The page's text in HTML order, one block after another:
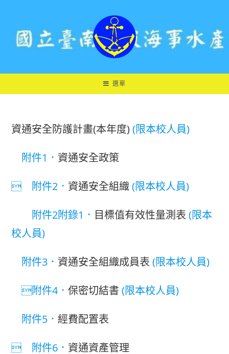
選單
資通安全防護計畫(本年度) (限本校人員)
附件1． 資通安全政策
 附件2． 資通安全組織(限本校人員)
附件2附錄1． 目標值有效性量測表 (限本
校人員)
附件3． 資通安全組織成員表 (限本校人員)
附件4．保密切結書 (限本校人員)
附件5． 經費配置表
 附件6． 資通資產管理